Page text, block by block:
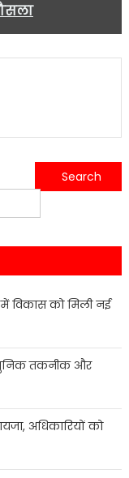
वारंटियों पर सख्ती: लालकुआं में पुलिस की त्वरित कार्रवाई, एक गिरफ्तार
विकास को मिली नई
तकनीक और
अधिकारियों को